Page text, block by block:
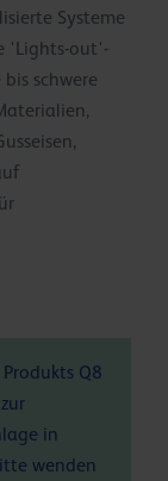
Systeme
'Lights-out'-
schwere
Q8
in
wenden